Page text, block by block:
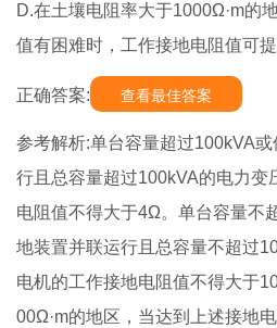
D.在土壤电阻率大于1000Ω·m的
值有困难时，工作接地电阻值可
正确答案: 查看最佳答案
参考解析:单台容量超过100kVA
行且总容量超过100kVA的电力变
电阻值不得大于4Ω。单台容量不
地装置并联运行且总容量不超过
电机的工作接地电阻值不得大于
00Ω·m的地区，当达到上述接地